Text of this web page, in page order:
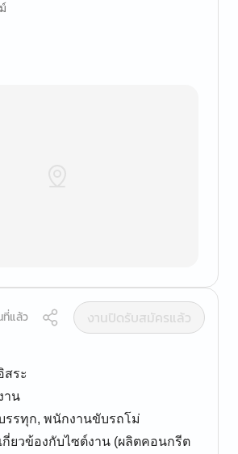
ที่แล้ว
งานปิดรับสมัครแล้ว
สระ
าน
รรทุก, พนักงานขับรถโม่
ยวข้องกับไซต์งาน (ผลิตคอนกรีต